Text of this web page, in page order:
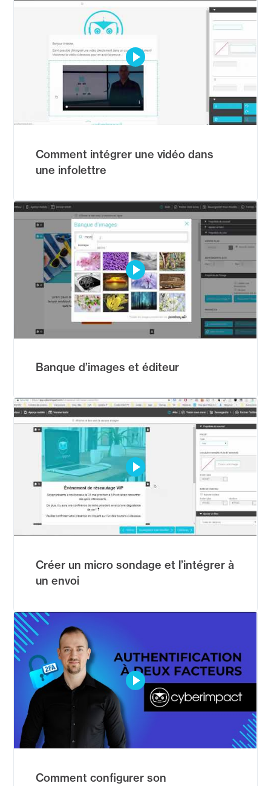
Comment intégrer une vidéo dans
une infolettre
Banque d’images et éditeur
Créer un micro sondage et l’intégrer à
un envoi
Comment configurer son